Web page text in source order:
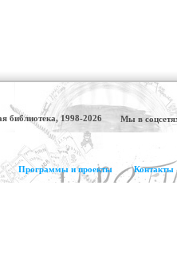
библиотека, 1998-2026 Мы в
Программы и проекты Контакты